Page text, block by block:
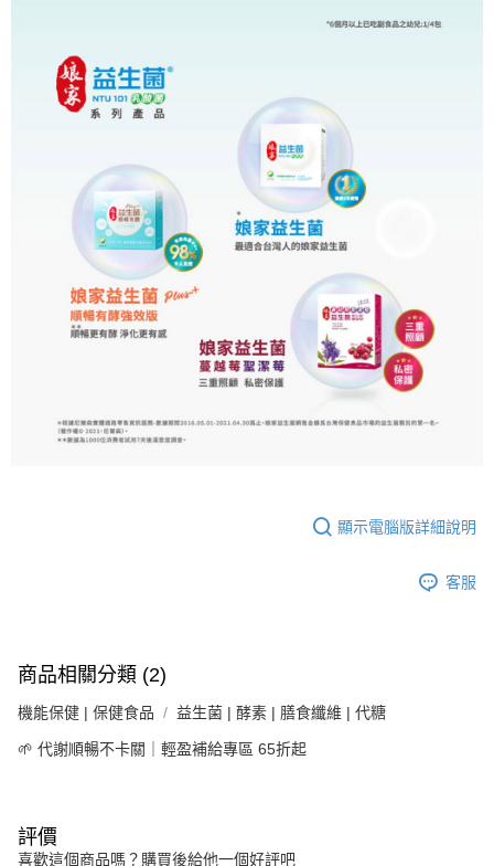
顯示電腦版詳細說明
客服
商品相關分類 (2)
機能保健 | 保健食品 益生菌 | 酵素 | 膳食纖維 | 代糖
🌱 代謝順暢不卡關｜輕盈補給專區 65折起
評價
喜歡這個商品嗎？購買後給他一個好評吧